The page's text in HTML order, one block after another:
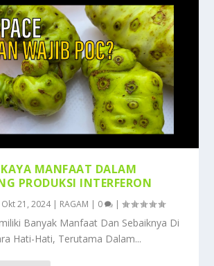
MANFAAT DALAM
PRODUKSI INTERFERON
Okt 21, 2024| RAGAM | 0 |
Banyak Manfaat Dan Sebaiknya Di
Hati-Hati, Terutama Dalam...